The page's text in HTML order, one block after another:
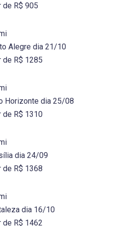
de R$ 905
Alegre dia 21/10
de R$ 1285
Horizonte dia 25/08
de R$ 1310
dia 24/09
de R$ 1368
dia 16/10
de R$ 1462